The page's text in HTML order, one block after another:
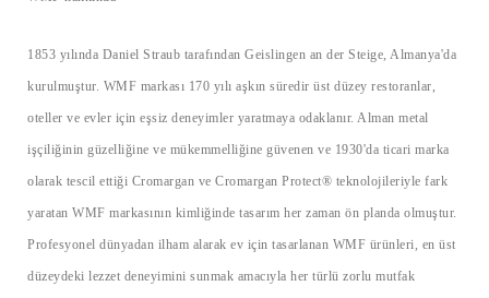
1853 yılında Daniel Straub tarafından Geislingen an der Steige, Almanya'da
kurulmuştur. ​WMF markası 170 yılı aşkın süredir üst düzey restoranlar,
oteller ve evler için eşsiz deneyimler yaratmaya odaklanır. Alman metal
işçiliğinin güzelliğine ve mükemmelliğine güvenen ve 1930'da ticari marka
olarak tescil ettiği Cromargan ve Cromargan Protect® teknolojileriyle fark
yaratan WMF markasının kimliğinde tasarım her zaman ön planda olmuştur.
Profesyonel dünyadan ilham alarak ev için tasarlanan WMF ürünleri, en üst
düzeydeki lezzet deneyimini sunmak amacıyla her türlü zorlu mutfak